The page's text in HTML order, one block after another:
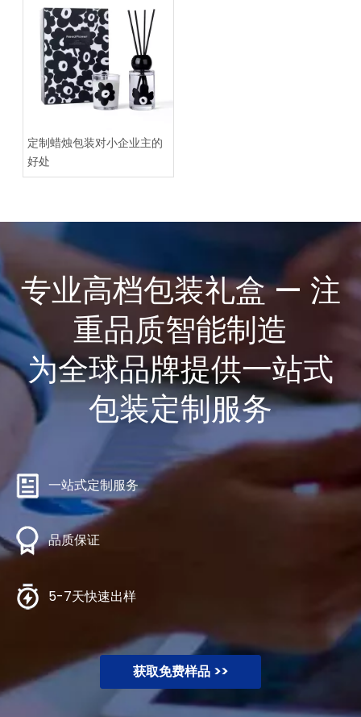
定制蜡烛包装对小企业主的
好处
专业高档包装礼盒 — 注
重品质智能制造
为全球品牌提供一站式
包装定制服务
一站式定制服务
品质保证
5-7天快速出样
获取免费样品 >>